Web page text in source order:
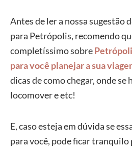
Antes de ler a nossa sugestão
para Petrópolis, recomendo
completíssimo sobre
para você planejar a sua
dicas de como chegar, onde se
locomover e etc!
E, caso esteja em dúvida se
para você, pode ficar tranquilo